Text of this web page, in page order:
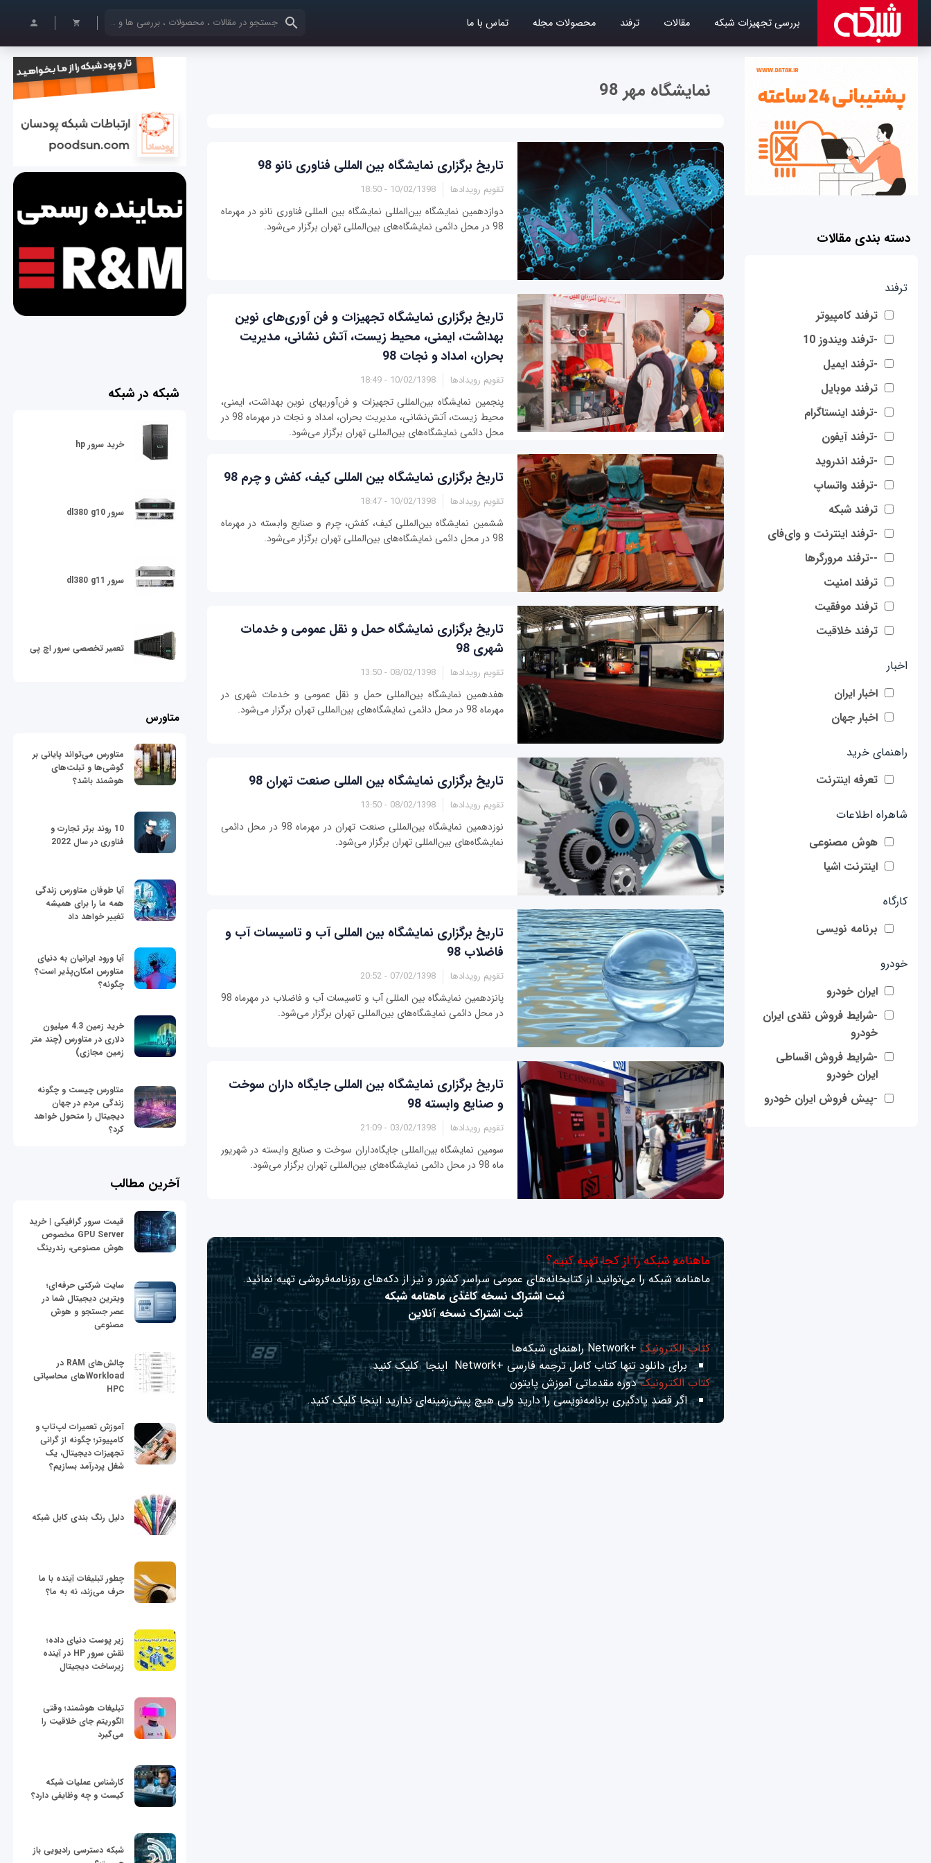
بررسی تجهیزات شبکه مقالات ترفند محصولات مجله تماس با ما کلمات کلیدی خود را وارد کنید
دسته بندی مقالات
ترفند
ترفند کامپیوتر
-ترفند ویندوز 10
-ترفند ایمیل
ترفند موبایل
-ترفند اینستاگرام
-ترفند آیفون
-ترفند اندروید
-ترفند واتساپ
ترفند شبکه
-ترفند اینترنت و وای‌فای
--ترفند مرورگرها
ترفند امنیت
ترفند موفقیت
ترفند خلاقیت
اخبار
اخبار ایران
اخبار جهان
راهنمای خرید
تعرفه اینترنت
شاهراه اطلاعات
هوش مصنوعی
اینترنت اشیا
کارگاه
برنامه نویسی
خودرو
ایران خودرو
-شرایط فروش نقدی ایران
خودرو
-شرایط فروش اقساطی
ایران خودرو
-پیش فروش ایران خودرو
نمایشگاه مهر 98
تاریخ برگزاری نمایشگاه بین المللی فناوری نانو 98
تقویم رویدادها 10/02/1398 - 18:50
دوازدهمین نمایشگاه بین‌المللی نمایشگاه بین المللی فناوری نانو در مهرماه
98 در محل دائمی نمایشگاه‌های بین‌المللی تهران برگزار می‌شود.
تاریخ برگزاری نمایشگاه تجهیزات و فن آوری‌های نوین
بهداشت، ایمنی، محیط زیست، آتش نشانی، مدیریت
بحران، امداد و نجات 98
تقویم رویدادها 10/02/1398 - 18:49
پنجمین نمایشگاه بین‌المللی تجهیزات و فن‌آوریهای نوین بهداشت، ایمنی،
محیط زیست، آتش‌نشانی، مدیریت بحران، امداد و نجات در مهرماه 98 در
محل دائمی نمایشگاه‌های بین‌المللی تهران برگزار می‌شود.
تاریخ برگزاری نمایشگاه بین المللی کیف، کفش و چرم 98
تقویم رویدادها 10/02/1398 - 18:47
ششمین نمایشگاه بین‌المللی کیف، کفش، چرم و صنایع وابسته در مهرماه
98 در محل دائمی نمایشگاه‌های بین‌المللی تهران برگزار می‌شود.
تاریخ برگزاری نمایشگاه حمل و نقل عمومی و خدمات
شهری 98
تقویم رویدادها 08/02/1398 - 13:50
هفدهمین نمایشگاه بین‌المللی حمل و نقل عمومی و خدمات شهری در
مهرماه 98 در محل دائمی نمایشگاه‌های بین‌المللی تهران برگزار می‌شود.
تاریخ برگزاری نمایشگاه بین المللی صنعت تهران 98
تقویم رویدادها 08/02/1398 - 13:50
نوزدهمین نمایشگاه بین‌المللی صنعت تهران در مهرماه 98 در محل دائمی
نمایشگاه‌های بین‌المللی تهران برگزار می‌شود.
تاریخ برگزاری نمایشگاه بین المللی آب و تاسیسات آب و
فاضلاب 98
تقویم رویدادها 07/02/1398 - 20:52
پانزدهمین نمایشگاه بین المللی آب و تاسیسات آب و فاضلاب در مهرماه 98
در محل دائمی نمایشگاه‌های بین‌المللی تهران برگزار می‌شود.
تاریخ برگزاری نمایشگاه بین المللی جایگاه داران سوخت
و صنایع وابسته 98
تقویم رویدادها 03/02/1398 - 21:09
سومین نمایشگاه بین‌المللی جایگاه‌داران سوخت و صنایع وابسته در شهریور
ماه 98 در محل دائمی نمایشگاه‌های بین‌المللی تهران برگزار می‌شود.
ماهنامه شبکه را از کجا تهیه کنیم؟
ماهنامه شبکه را می‌توانید از کتابخانه‌های عمومی سراسر کشور و نیز از دکه‌های روزنامه‌فروشی تهیه نمائید.
ثبت اشتراک نسخه کاغذی ماهنامه شبکه
ثبت اشتراک نسخه آنلاین
کتاب الکترونیک +Network راهنمای شبکه‌ها
برای دانلود تنها کتاب کامل ترجمه فارسی +Network
اینجا کلیک کنید.
کتاب الکترونیکدوره مقدماتی آموزش پایتون
اگر قصد یادگیری برنامه‌نویسی را دارید ولی هیچ پیش‌زمینه‌ای نداریداینجا کلیک کنید.
شبکه در شبکه
خرید سرور hp
سرور dl380 g10
سرور dl380 g11
تعمیر تخصصی سرور اچ پی
متاورس
متاورس می‌تواند پایانی بر
گوشی‌ها و تبلت‌های
هوشمند باشد؟
10 روند برتر تجارت و
فناوری در سال 2022
آیا طوفان متاورس زندگی
همه ما را برای همیشه
تغییر خواهد داد
آیا ورود ایرانیان به دنیای
متاورس امکان‌پذیر است؟
چگونه؟
خرید زمین 4.3 میلیون
دلاری در متاورس (چند متر
زمین مجازی)
متاورس چیست و چگونه
زندگی مردم در جهان
دیجیتال را متحول خواهد
کرد؟
آخرین مطالب
قیمت سرور گرافیکی | خرید
GPU Server مخصوص
هوش مصنوعی، رندرینگ
سایت شرکتی حرفه‌ای؛
ویترین دیجیتال شما در
عصر جستجو و هوش
مصنوعی
چالش‌های RAM در
Workloadهای محاسباتی
HPC
آموزش تعمیرات لپ‌تاپ و
کامپیوتر؛ چگونه از گرانی
تجهیزات دیجیتال، یک
شغل پردرآمد بسازیم؟
دلیل رنگ بندی کابل شبکه
چطور تبلیغات آینده با ما
حرف می‌زند، نه به ما؟
زیر پوست دنیای داده؛
نقش سرور HP در آینده
زیرساخت دیجیتال
تبلیغات هوشمند؛ وقتی
الگوریتم جای خلاقیت را
می‌گیرد
کارشناس عملیات شبکه
کیست و چه وظایفی دارد؟
شبکه دسترسی رادیویی باز